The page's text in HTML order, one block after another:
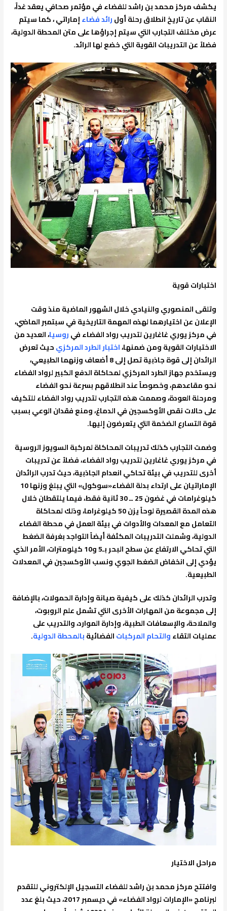
يكشف مركز محمد بن راشد للفضاء في مؤتمر صحافي يعقد غداً،
النقاب عن تاريخ انطلاق رحلة أولرائد فضاءإماراتي ، كما سيتم
عرض مختلف التجارب التي سيتم إجراؤها على متن المحطة الدولية،
فضلاً عن التدريبات القوية التي خضع لها الرائد.
اختبارات قوية
وتلقى المنصوري والنيادي خلال الشهور الماضية منذ وقت
الإعلان عن اختيارهما لهذه المهمة التاريخية في سبتمبر الماضي،
في مركز يوري غاغارين لتدريب رواد الفضاء فيروسيا، العديد من
الاختبارات القوية ومن ضمنها،اختبار الطرد المركزيحيث تعرض
الرائدان إلى قوة جاذبية تصل إلى 8 أضعاف وزنهما الطبيعي،
ويستخدم جهاز الطرد المركزي لمحاكاة الدفع الكبير لرواد الفضاء
نحو مقاعدهم، وخصوصاً عند انطلاقهم بسرعة نحو الفضاء
ومرحلة العودة، وصممت هذه التجارب لتدريب رواد الفضاء للتكيف
على حالات نقص الأوكسجين في الدماغ، ومنع فقدان الوعي بسبب
قوة التسارع الضخمة التي يتعرضون إليها.
وضمت التجارب كذلك تدريبات المحاكاة لمركبة السويوز الروسية
في مركز يوري غاغارين لتدريب رواد الفضاء، فضلاً عن تدريبات
أخرى للتدريب في بيئة تحاكي انعدام الجاذبية، حيث تدرب الرائدان
الإماراتيان على ارتداء بدلة الفضاء«سوكول» التي يبلغ وزنها 10
كيلوغرامات في غضون 25 ــ 30 ثانية فقط، فيما يلتقطان خلال
هذه المدة القصيرة لوحاً يزن 50 كيلوغراما، وذلك لمحاكاة
التعامل مع المعدات والأدوات في بيئة العمل في محطة الفضاء
الدولية، وشملت التدريبات المكثفة أيضاً التواجد بغرفة الضغط
التي تحاكي الارتفاع عن سطح البحر بـ5 و10 كيلومترات، الأمر الذي
يؤدي إلى انخفاض الضغط الجوي ونسب الأوكسجين في المعدلات
الطبيعية.
وتدرب الرائدان كذلك على كيفية صيانة وإدارة الحمولات، بالإضافة
إلى مجموعة من المهارات الأخرى التي تشمل علم الروبوت،
والملاحة، والإسعافات الطبية، وإدارة الموارد، والتدريب على
عمليات التقاءوالتحام المركباتالفضائيةبالمحطة الدولية.
مراحل الاختيار
وافتتح مركز محمد بن راشد للفضاء التسجيل الإلكتروني للتقدم
لبرنامج «الإمارات لرواد الفضاء» في ديسمبر 2017، حيث بلغ عدد